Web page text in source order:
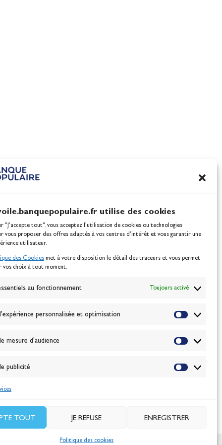
utilise des cookies
"J'accepte tout", vous acceptez l’utilisation de cookies ou technologies
vous proposer des offres adaptés à vos centres d’intérêt et vous garantir une
utilisateur.
des Cookies met à votre disposition le détail des traceurs et vous permet
vos choix à tout moment.
au fonctionnement Toujours activé
personnalisée et optimisation
mesure d'audience
publicité
TOUT JE REFUSE ENREGISTRER
Politique des cookies
VOUS
J'accepte la